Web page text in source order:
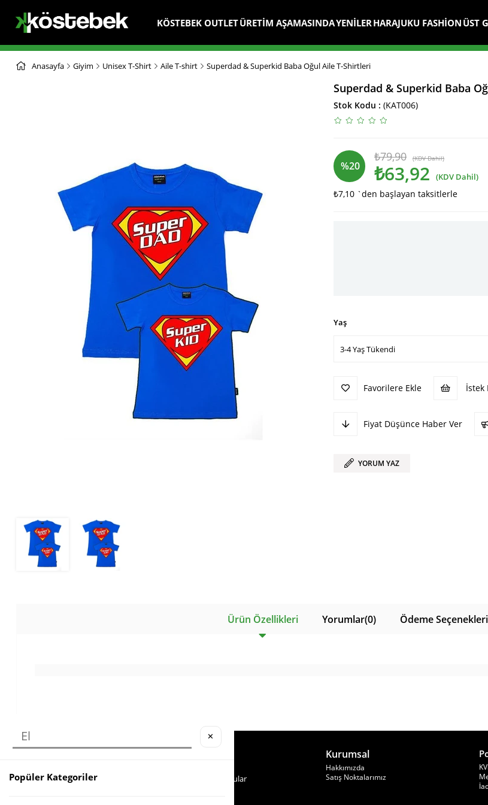
KÖSTEBEK OUTLETÜRETİM AŞAMASINDAYENİLER HARAJUKU FASHİON ÜST
Anasayfa Giyim Unisex T-Shirt Aile T-shirt Superdad & Superkid Baba Oğul Aile T-Shirtleri
Superdad & Superkid Baba
Stok Kodu (KAT006)
%20
İndirim
₺79,90 (KDV Dahil)
₺63,92 (KDV Dahil)
₺7,10 `den başlayan taksitlerle
Yaş
Favorilere Ekle İstek
Fiyat Düşünce Haber Ver
YORUM YAZ
Ürün Özellikleri Yorumlar(0) Ödeme Seçenekleri
Whatsapp Hattı
İletişim
Sıkça Sorulan Sorular
Kurumsal
Hakkımızda
Satış Noktalarımız
✕
Popüler Kategoriler